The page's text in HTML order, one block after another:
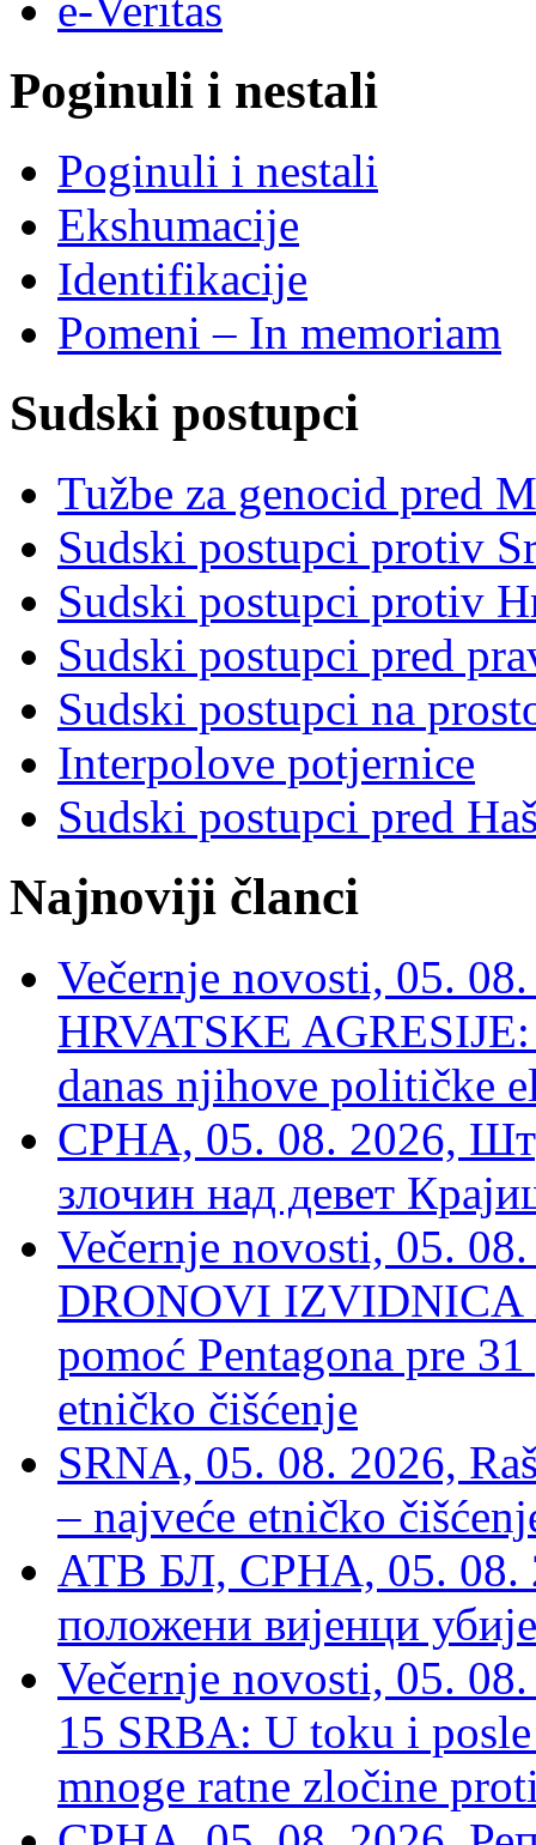
e-Veritas
Poginuli i nestali
Poginuli i nestali
Ekshumacije
Identifikacije
Pomeni – In memoriam
Sudski postupci
Tužbe za genocid pred
Sudski postupci protiv
Sudski postupci protiv
Sudski postupci pred
Sudski postupci na
Interpolove potjernice
Sudski postupci pred
Najnoviji članci
Večernje novosti, 05.
HRVATSKE
danas njihove političke
СРНА, 05. 08. 2026,
злочин над девет
Večernje novosti, 05.
DRONOVI IZVIDNICA
pomoć Pentagona pre
etničko čišćenje
SRNA, 05. 08. 2026,
– najveće etničko
АТВ БЛ, СРНА, 05. 08.
положени вијенци
Večernje novosti, 05.
15 SRBA: U toku i
mnoge ratne zločine